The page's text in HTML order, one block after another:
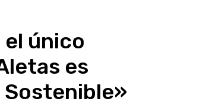
único
es
Sostenible»